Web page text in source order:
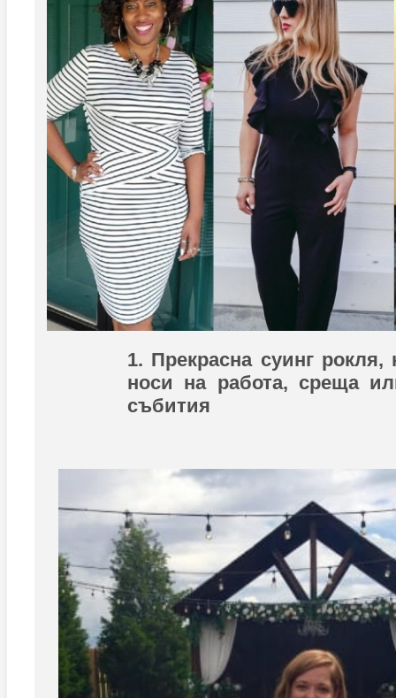
1. Прекрасна суинг
носи на работа, среща
събития